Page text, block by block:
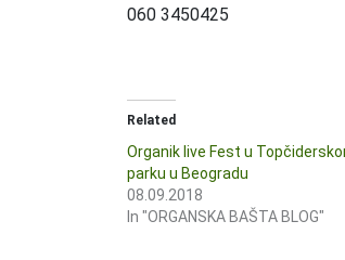
060 3450425
Related
Organik live Fest u
parku u Beogradu
08.09.2018
In "ORGANSKA BAŠTA BLOG"